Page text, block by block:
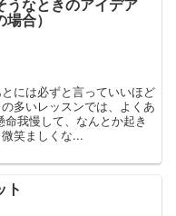
場合）
には必ずと言っていいほど
多いレッスンでは、よくあ
我慢して、なんとか起き
笑ましくな...
ト